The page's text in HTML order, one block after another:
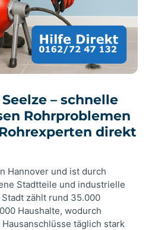
– schnelle
Rohrproblemen
direkt
Hannover und ist durch
Stadtteile und industrielle
zählt rund 35.000
Haushalte, wodurch
täglich stark